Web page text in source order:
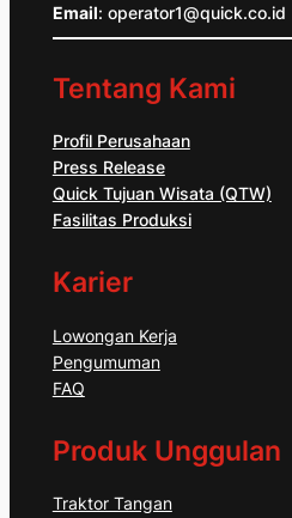
Email: operator1@quick.co.id
Tentang Kami
Profil Perusahaan
Press Release
Quick Tujuan Wisata (QTW)
Fasilitas Produksi
Karier
Lowongan Kerja
Pengumuman
FAQ
Produk Unggulan
Traktor Tangan